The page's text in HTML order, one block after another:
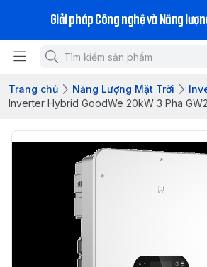
Giải pháp Công nghệ và Năng
Trang chủ Năng Lượng Mặt Trời
Inverter Hybrid GoodWe 20kW 3 Pha